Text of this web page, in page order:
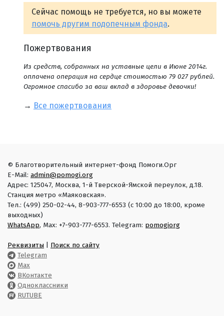
Сейчас помощь не требуется, но вы можете
помочь другим подопечным фонда.
Пожертвования
Из средств, собранных на уставные цели в Июне 2014г.
оплачена операция на сердце стоимостью 79 027 рублей.
Огромное спасибо за ваш вклад в здоровье девочки!
→ Все пожертвования
© Благотворительный интернет-фонд Помоги.Орг
E-Mail: admin@pomogi.org
Адрес: 125047, Москва, 1-й Тверской-Ямской переулок, д.18.
Станция метро «Маяковская».
Тел.: (499) 250-02-44, 8-903-777-6553 (с 10:00 до 18:00, кроме
выходных)
WhatsApp, Max: +7-903-777-6553. Telegram: pomogiorg
Реквизиты
Поиск по сайту
Telegram
Max
ВКонтакте
Одноклассники
RUTUBE